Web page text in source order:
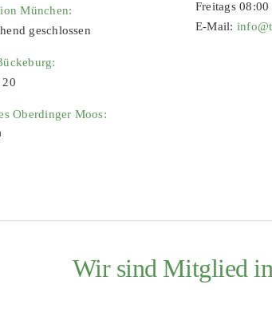
München:
geschlossen
20
Oberdinger Moos:
Freitags
E-Mail:
Wir sind Mitglied